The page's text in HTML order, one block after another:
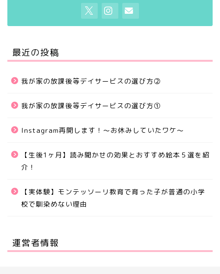
最近の投稿
我が家の放課後等デイサービスの選び方②
我が家の放課後等デイサービスの選び方①
Instagram再開します！〜お休みしていたワケ〜
【生後1ヶ月】読み聞かせの効果とおすすめ絵本５選を紹
介！
【実体験】モンテッソーリ教育で育った子が普通の小学
校で馴染めない理由
運営者情報